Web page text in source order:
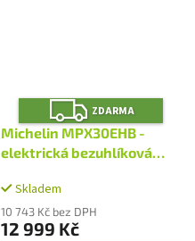
Z
D
A
R
M
ZDARMA
Michelin MPX30EHB -
elektrická bezuhlíková
Skladem
10 743 Kč bez DPH
12 999 Kč